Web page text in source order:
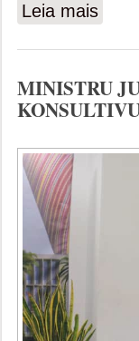
Leia mais
MINISTRU